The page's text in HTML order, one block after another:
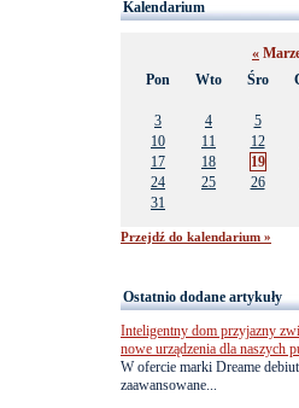
Kalendarium
«
Pon
Wto Śro
3
4 5
10
11 12
17
18 19
24
25 26
31
Przejdź do kalendarium »
Ostatnio dodane artykuły
Inteligentny dom przyjazny
nowe urządzenia dla naszych
W ofercie marki Dreame
zaawansowane...